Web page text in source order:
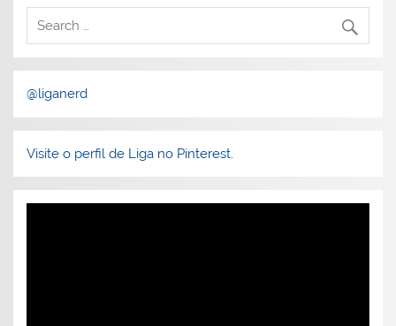
@liganerd
Visite o perfil de Liga no Pinterest.